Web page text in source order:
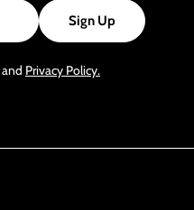
Sign Up
and Privacy Policy.